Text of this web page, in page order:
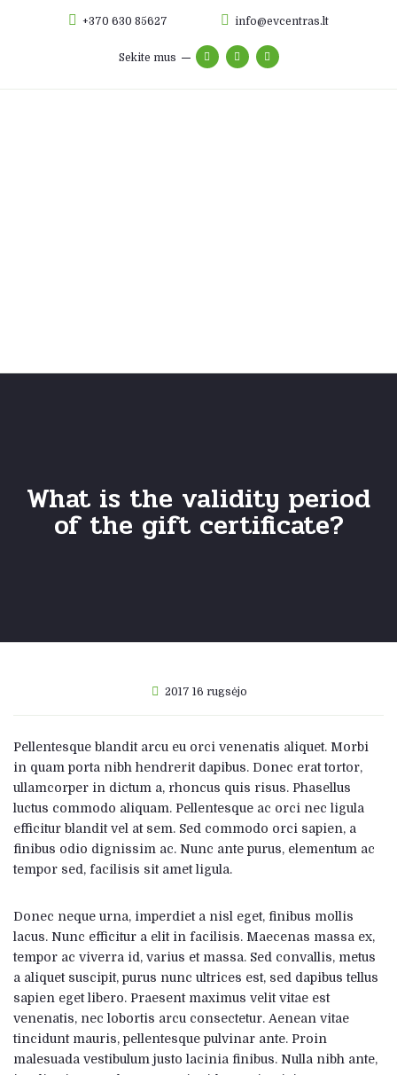
+370 630 85627 info@evcentras.lt
Sekite mus
What is the validity period
of the gift certificate?
2017 16 rugsėjo
Pellentesque blandit arcu eu orci venenatis aliquet. Morbi
in quam porta nibh hendrerit dapibus. Donec erat tortor,
ullamcorper in dictum a, rhoncus quis risus. Phasellus
luctus commodo aliquam. Pellentesque ac orci nec ligula
efficitur blandit vel at sem. Sed commodo orci sapien, a
finibus odio dignissim ac. Nunc ante purus, elementum ac
tempor sed, facilisis sit amet ligula.
Donec neque urna, imperdiet a nisl eget, finibus mollis
lacus. Nunc efficitur a elit in facilisis. Maecenas massa ex,
tempor ac viverra id, varius et massa. Sed convallis, metus
a aliquet suscipit, purus nunc ultrices est, sed dapibus tellus
sapien eget libero. Praesent maximus velit vitae est
venenatis, nec lobortis arcu consectetur. Aenean vitae
tincidunt mauris, pellentesque pulvinar ante. Proin
malesuada vestibulum justo lacinia finibus. Nulla nibh ante,